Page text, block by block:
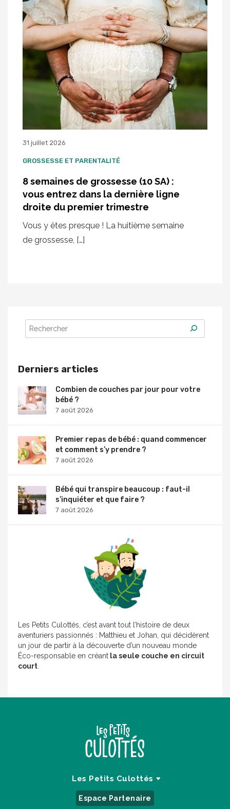
31 juillet 2026
GROSSESSE ET PARENTALITÉ
8 semaines de grossesse (10 SA) :
vous entrez dans la dernière ligne
droite du premier trimestre
Vous y êtes presque ! La huitième semaine
de grossesse, […]
Derniers articles
Combien de couches par jour pour votre
bébé ?
7 août 2026
Premier repas de bébé : quand commencer
et comment s’y prendre ?
7 août 2026
Bébé qui transpire beaucoup : faut-il
s’inquiéter et que faire ?
7 août 2026
Les Petits Culottés, c’est avant tout l’histoire de deux
aventuriers passionnés : Matthieu et Johan, qui décidèrent
un jour de partir à la découverte d’un nouveau monde
Éco-responsable en créant la seule couche en circuit
court.
Les Petits Culottés
Espace Partenaire